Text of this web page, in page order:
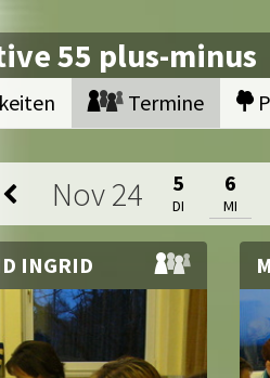
55 plus-minus
Termine
Nov24 5
DI
6
MI
INGRID